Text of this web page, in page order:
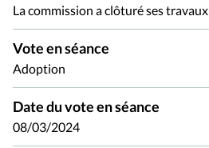
La commission a clôturé ses travaux
Vote en séance
Adoption
Date du vote en séance
08/03/2024